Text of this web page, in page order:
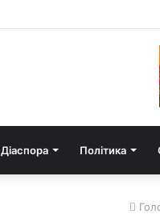
Діаспора Політика